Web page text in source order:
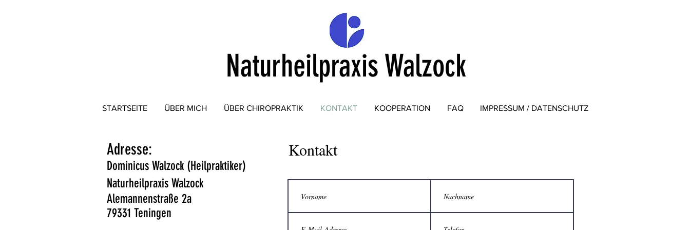
Naturheilpraxis Walzock
STARTSEITE ÜBER MICH ÜBER CHIROPRAKTIK KONTAKT KOOPERATION FAQ IMPRESSUM / DATENSCHUTZ
Adresse:
Dominicus Walzock (Heilpraktiker)
Naturheilpraxis Walzock
Alemannenstraße 2a
79331 Teningen
Kontakt